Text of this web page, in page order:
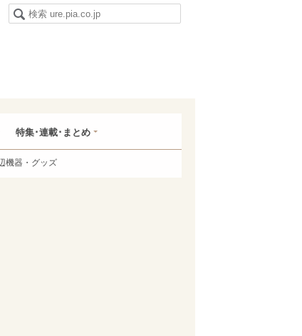
特集･連載･まとめ
機器・グッズ